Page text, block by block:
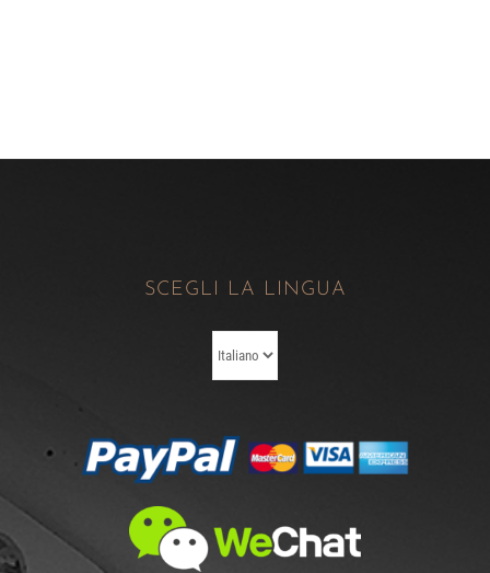
SCEGLI LA LINGUA